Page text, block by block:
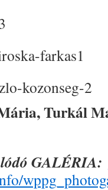
Turkál
GALÉRIA: